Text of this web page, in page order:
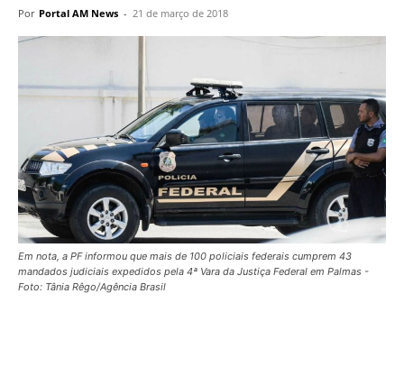
Por Portal AM News - 21 de março de 2018
Em nota, a PF informou que mais de 100 policiais federais cumprem 43
mandados judiciais expedidos pela 4ª Vara da Justiça Federal em Palmas -
Foto: Tânia Rêgo/Agência Brasil